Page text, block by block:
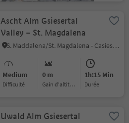
Ascht Alm Gsiesertal
Valley – St. Magdalena
S. Maddalena/St. Magdalena - Casies/Gsies, Gsies/Valle di Casies
Medium
Difficulté
0 m
Gain d'altitude
1h:15 Min
durée
Uwald Alm Gsiesertal